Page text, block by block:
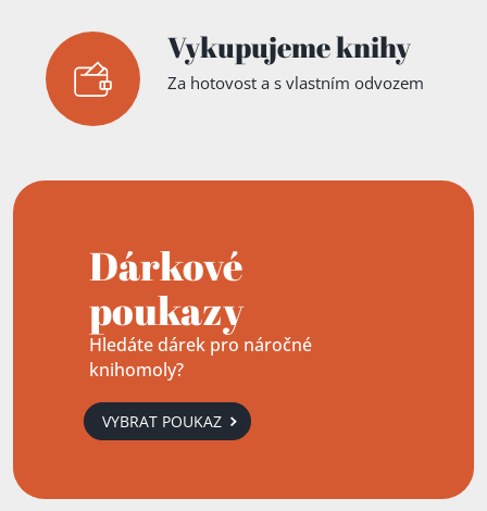
Vykupujeme knihy
Za hotovost a s vlastním odvozem
Dárkové
poukazy
Hledáte dárek pro náročné
knihomoly?
VYBRAT POUKAZ